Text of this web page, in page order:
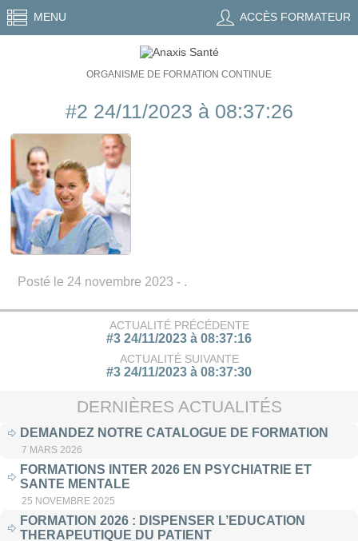
MENU ACCÈS FORMATEUR
ORGANISME DE FORMATION CONTINUE
#2 24/11/2023 à 08:37:26
Posté le 24 novembre 2023 - .
ACTUALITÉ PRÉCÉDENTE
#3 24/11/2023 à 08:37:16
ACTUALITÉ SUIVANTE
#3 24/11/2023 à 08:37:30
DERNIÈRES ACTUALITÉS
DEMANDEZ NOTRE CATALOGUE DE FORMATION
7 MARS 2026
FORMATIONS INTER 2026 EN PSYCHIATRIE ET
SANTE MENTALE
25 NOVEMBRE 2025
FORMATION 2026 : DISPENSER L’EDUCATION
THERAPEUTIQUE DU PATIENT